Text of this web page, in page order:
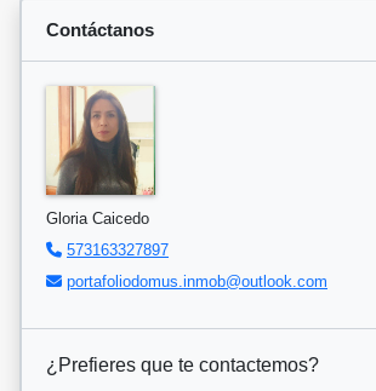
Contáctanos
Gloria Caicedo
573163327897
portafoliodomus.inmob@outlook.com
¿Prefieres que te contactemos?